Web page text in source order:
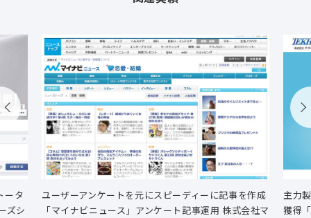
ータ
ズシ
ユーザーアンケートを元にスピーディーに記事を作成
「マイナビニュース」アンケート記事運用 株式会社マ
主力
獲得